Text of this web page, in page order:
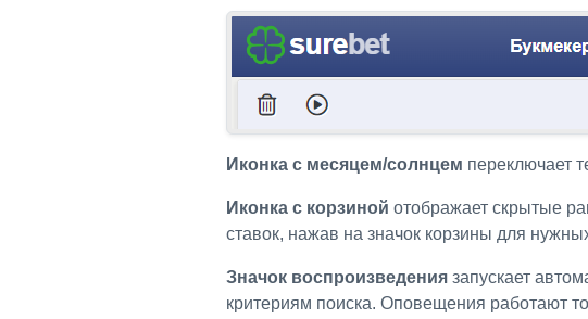
Иконка с месяцем/солнцем переключает
Иконка с корзиной отображает скрытые
ставок, нажав на значок корзины для
Значок воспроизведениязапускает
критериям поиска. Оповещения работают